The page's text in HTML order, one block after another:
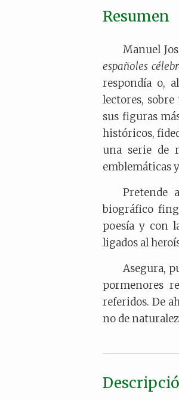
Resumen
Manuel
españoles
respondía o,
lectores,
sus figuras
históricos,
una serie de
emblemáticas
Pretende
biográfico
poesía y con
ligados al
Asegura,
pormenores
referidos. De
no de